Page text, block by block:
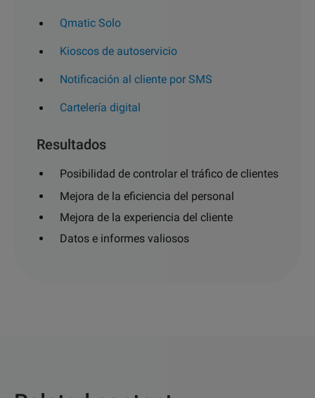
Qmatic Solo
Kioscos de autoservicio
Notificación al cliente por SMS
Cartelería digital
Resultados
Posibilidad de controlar el tráfico de clientes
Mejora de la eficiencia del personal
Mejora de la experiencia del cliente
Datos e informes valiosos